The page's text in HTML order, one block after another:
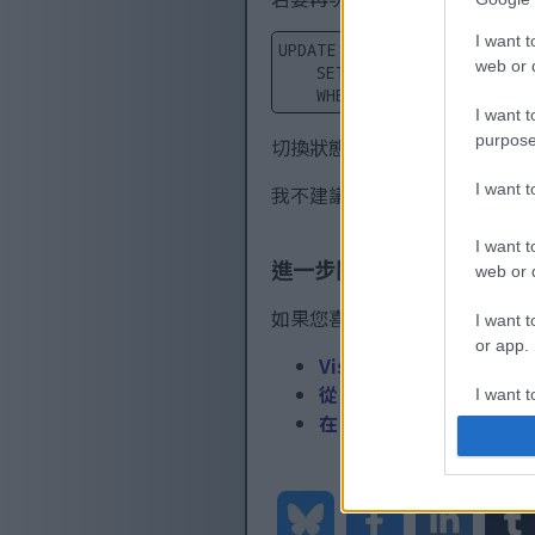
I want
web or
I want
I want
I want
web or
I want
or app.
I want
UPDATE
SET VALUE = '0'
WHERE PARM =
切換狀態後，通常需要重新啟
我不建議在生產環境或其他關
進一步閱讀
如果您喜歡這篇文章，您可能
Visual Studio 在載入最
從 Dynamics 365 中的
在 Dynamics 365 中為